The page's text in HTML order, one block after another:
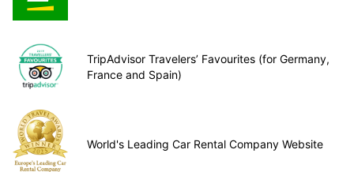
TripAdvisor Travelers’ Favourites (for Germany,
France and Spain)
World's Leading Car Rental Company Website